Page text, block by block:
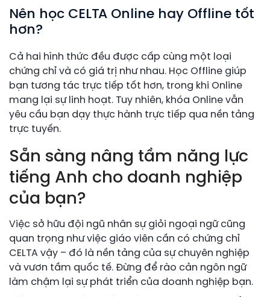
Nên học CELTA Online hay Offline tốt
hơn?
Cả hai hình thức đều được cấp cùng một loại
chứng chỉ và có giá trị như nhau. Học Offline giúp
bạn tương tác trực tiếp tốt hơn, trong khi Online
mang lại sự linh hoạt. Tuy nhiên, khóa Online vẫn
yêu cầu bạn dạy thực hành trực tiếp qua nền tảng
trực tuyến.
Sẵn sàng nâng tầm năng lực
tiếng Anh cho doanh nghiệp
của bạn?
Việc sở hữu đội ngũ nhân sự giỏi ngoại ngữ cũng
quan trọng như việc giáo viên cần có chứng chỉ
CELTA vậy – đó là nền tảng của sự chuyên nghiệp
và vươn tầm quốc tế. Đừng để rào cản ngôn ngữ
làm chậm lại sự phát triển của doanh nghiệp bạn.